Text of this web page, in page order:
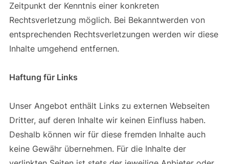
Zeitpunkt der Kenntnis einer konkreten
Rechtsverletzung möglich. Bei Bekanntwerden von
entsprechenden Rechtsverletzungen werden wir diese
Inhalte umgehend entfernen.
Haftung für Links
Unser Angebot enthält Links zu externen Webseiten
Dritter, auf deren Inhalte wir keinen Einfluss haben.
Deshalb können wir für diese fremden Inhalte auch
keine Gewähr übernehmen. Für die Inhalte der